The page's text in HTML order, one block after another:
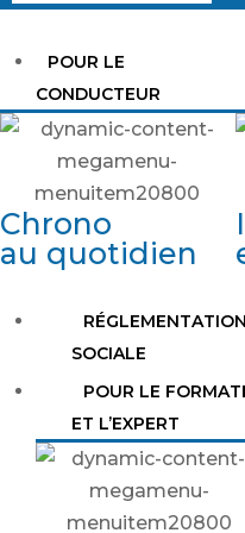
POUR LE
CONDUCTEUR
Chrono
au quotidien
RÉGLEMENTATION
SOCIALE
POUR LE
ET L’EXPERT